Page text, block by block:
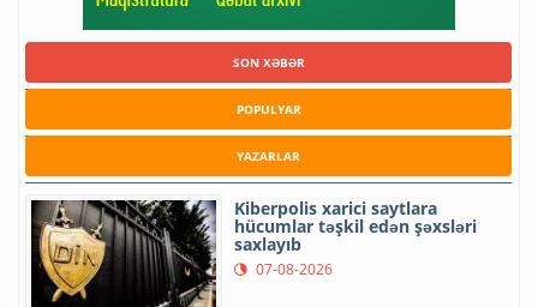
SON XƏBƏR
POPULYAR
YAZARLAR
Kiberpolis xarici saytlara
hücumlar təşkil edən şəxsləri
saxlayıb
07-08-2026